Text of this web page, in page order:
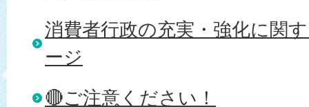
消費者行政の充実・強化に関
ージ
🔴ご注意ください！